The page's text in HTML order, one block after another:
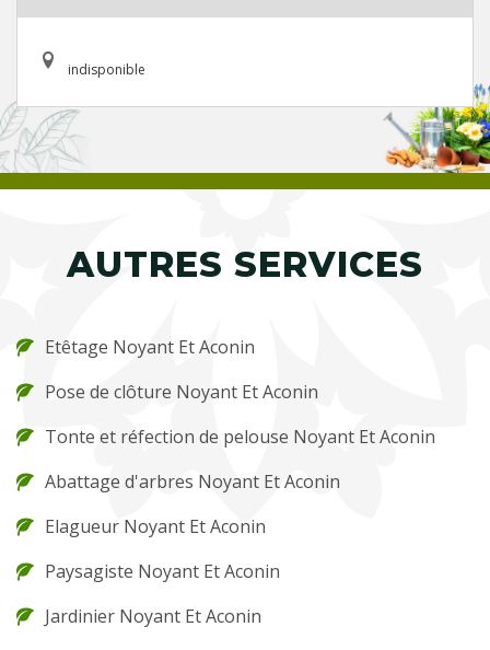
indisponible
AUTRES SERVICES
Etêtage Noyant Et Aconin
Pose de clôture Noyant Et Aconin
Tonte et réfection de pelouse Noyant Et Aconin
Abattage d'arbres Noyant Et Aconin
Elagueur Noyant Et Aconin
Paysagiste Noyant Et Aconin
Jardinier Noyant Et Aconin